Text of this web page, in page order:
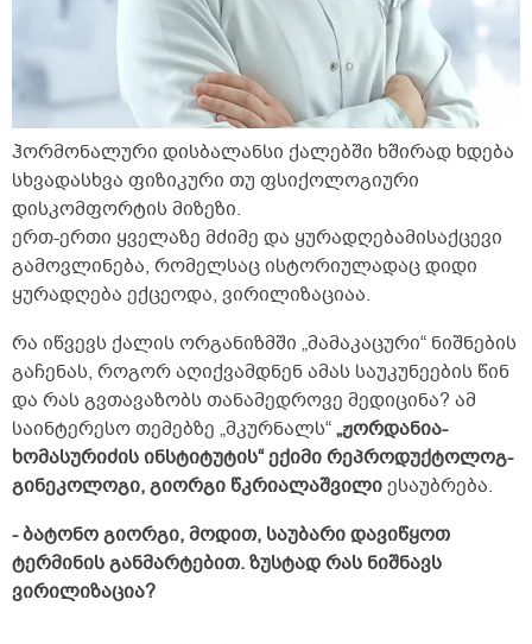
ჰორმონალური დისბალანსი ქალებში ხშირად ხდება
სხვადასხვა ფიზიკური თუ ფსიქოლოგიური
დისკომფორტის მიზეზი.
ერთ-ერთი ყველაზე მძიმე და ყურადღებამისაქცევი
გამოვლინება, რომელსაც ისტორიულადაც დიდი
ყურადღება ექცეოდა, ვირილიზაციაა.
რა იწვევს ქალის ორგანიზმში „მამაკაცური“ ნიშნების
გაჩენას, როგორ აღიქვამდნენ ამას საუკუნეების წინ
და რას გვთავაზობს თანამედროვე მედიცინა? ამ
საინტერესო თემებზე „მკურნალს“„ჟორდანია-
ხომასურიძის ინსტიტუტის“ ექიმი რეპროდუქტოლოგ-
გინეკოლოგი, გიორგი წკრიალაშვილიესაუბრება.
- ბატონო გიორგი, მოდით, საუბარი დავიწყოთ
ტერმინის განმარტებით. ზუსტად რას ნიშნავს
ვირილიზაცია?